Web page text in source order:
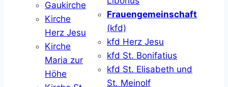
Gaukirche
Kirche
Herz Jesu
Kirche
Maria zur
Höhe
Frauengemeinschaft
(kfd)
kfd Herz Jesu
kfd St. Bonifatius
kfd St. Elisabeth und
St. Meinolf